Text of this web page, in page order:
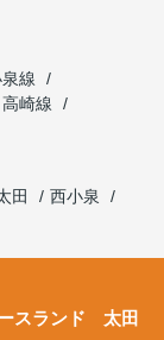
線
高崎線
田
西小泉
スランド 太田